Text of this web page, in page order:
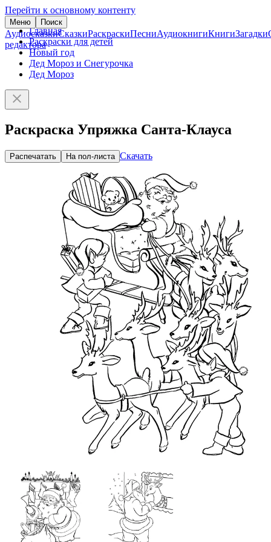
Перейти к основному контенту
Меню Поиск
АудиосказкиСказкиРаскраскиПесниАудиокнигиКнигиЗагадки
редактора
Главная
Раскраски для детей
Новый год
Дед Мороз и Снегурочка
Дед Мороз
Раскраска Упряжка Санта-Клауса
Распечатать На пол-листа Скачать